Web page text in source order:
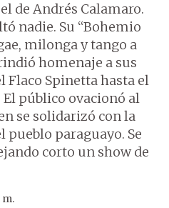
de Andrés Calamaro.
nadie. Su “Bohemio
milonga y tango a
homenaje a sus
Flaco Spinetta hasta el
público ovacionó al
se solidarizó con la
pueblo paraguayo. Se
corto un show de
m.